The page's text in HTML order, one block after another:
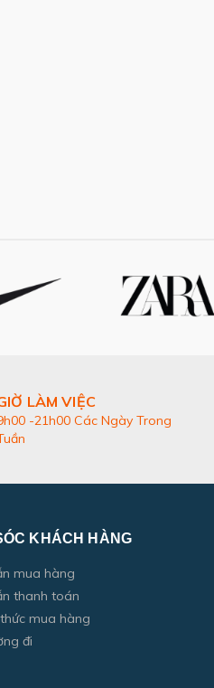
LÀM VIỆC
-21h00 Các Ngày Trong
KHÁCH HÀNG
mua hàng
thanh toán
mua hàng
đi